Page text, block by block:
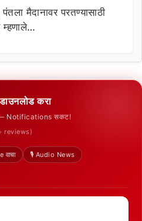
मैदानावर परतण्यासाठी
म्हणाले…
करा
— Notifications सकट!
reviews)
🎙️ Audio News